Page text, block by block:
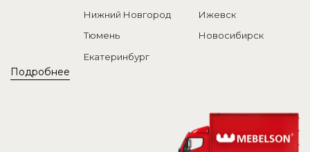
Подробнее
Нижний Новгород
Ижевск
Тюмень
Новосибирск
Екатеринбург